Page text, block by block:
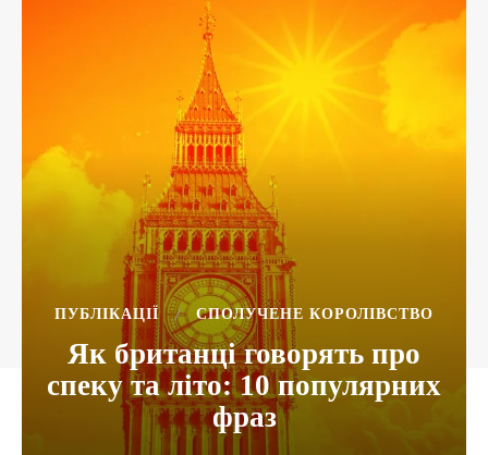
ПУБЛІКАЦІЇ СПОЛУЧЕНЕ КОРОЛІВСТВО
Як британці говорять про
спеку та літо: 10 популярних
фраз